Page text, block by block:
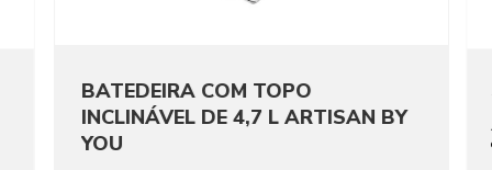
BATEDEIRA COM TOPO
INCLINÁVEL DE 4,7 L ARTISAN BY
YOU